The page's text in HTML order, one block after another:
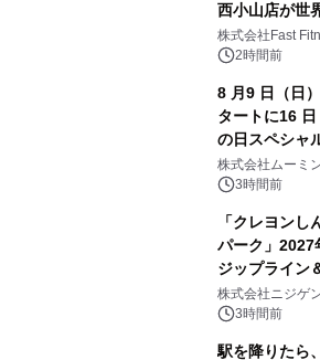
西小山店が世
株式会社Fast
2時間前
8 月9 日（日
タートに16
の日スペシャ
株式会社ムーミ
3時間前
「クレヨン
パーク」2027
ジップライン
のは今年が最
ネムネ～大作
株式会社ニジゲ
3時間前
駅を降りた